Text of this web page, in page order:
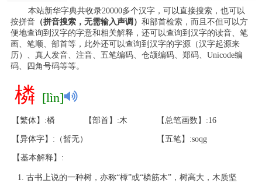
本站新华字典共收录20000多个汉字，可以直接搜索，也可以
按拼音（拼音搜索，无需输入声调） 和部首检索，而且不但可以方
便地查询到汉字的字意和相关解释，还可以查询到汉字的读音、笔
画、笔顺、部首等，此外还可以查询到汉字的字源（汉字起源来
历）、真人发音、注音、五笔编码、仓颉编码、郑码、Unicode编
码、四角号码等等。
橉 [lìn]
【繁体】:橉 【部首】:木 【总笔画数】:16
【异体字】:（暂无） 【五笔】:soqg
【基本解释】:
古书上说的一种树，亦称“橝”或“橉筋木”，树高大，木质坚